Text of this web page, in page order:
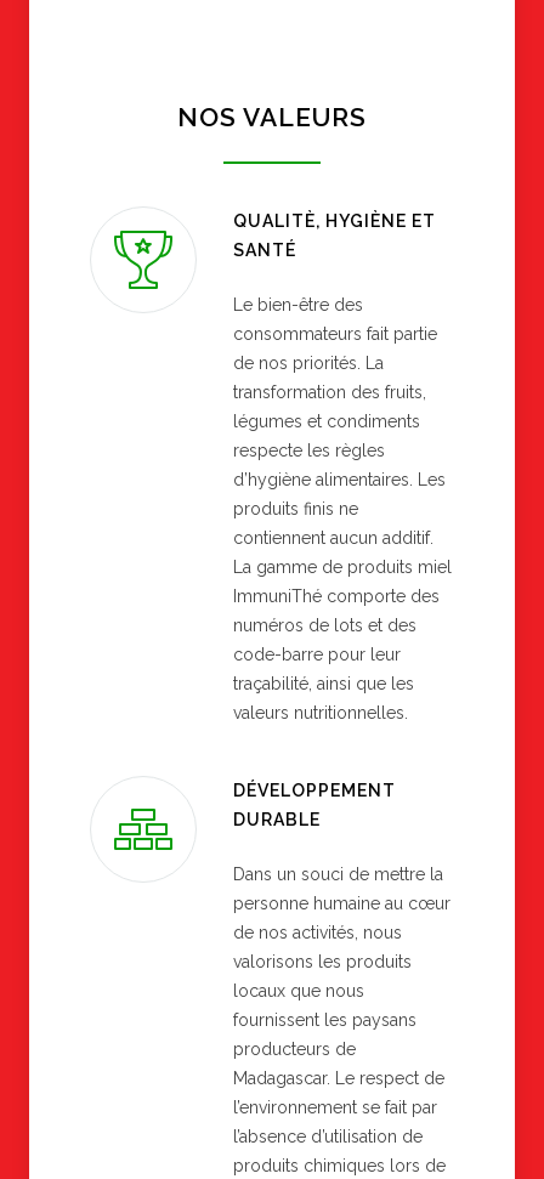
NOS VALEURS
QUALITÈ, HYGIÈNE ET
SANTÉ
Le bien-être des
consommateurs fait partie
de nos priorités. La
transformation des fruits,
légumes et condiments
respecte les règles
d’hygiène alimentaires. Les
produits finis ne
contiennent aucun additif.
La gamme de produits miel
ImmuniThé comporte des
numéros de lots et des
code-barre pour leur
traçabilité, ainsi que les
valeurs nutritionnelles.
DÉVELOPPEMENT
DURABLE
Dans un souci de mettre la
personne humaine au cœur
de nos activités, nous
valorisons les produits
locaux que nous
fournissent les paysans
producteurs de
Madagascar. Le respect de
l’environnement se fait par
l’absence d’utilisation de
produits chimiques lors de